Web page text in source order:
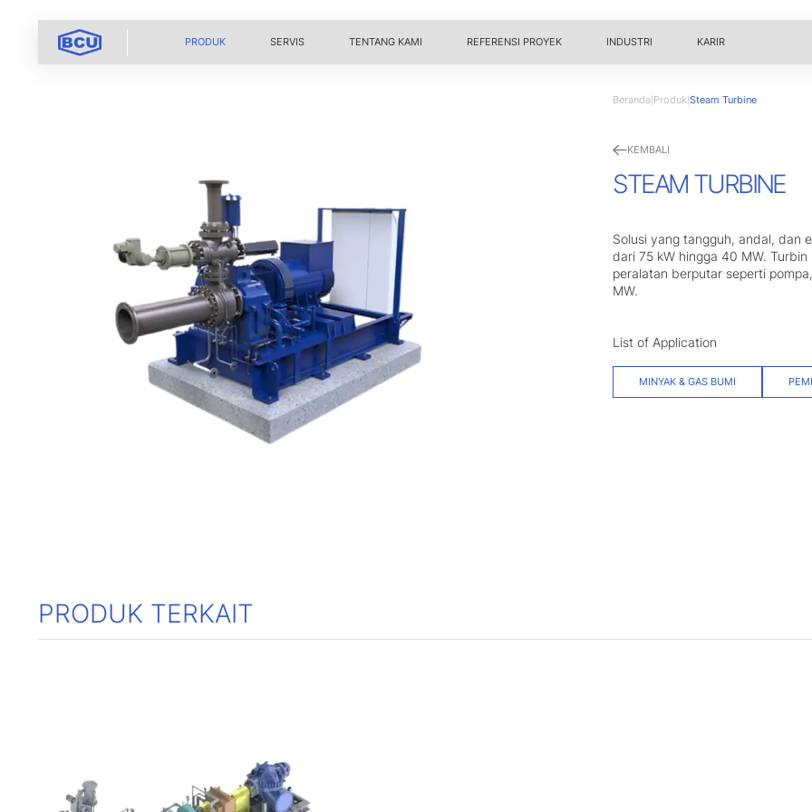
PRODUK SERVIS TENTANG KAMI REFERENSI PROYEK INDUSTRI KARIR
Beranda Produk |Steam Turbine
KEMBALI
STEAM TURBINE
Solusi yang tangguh, andal, dan
dari 75 kW hingga 40 MW.
peralatan berputar seperti
MW.
List of Application
MINYAK & GAS BUMI
PRODUK TERKAIT